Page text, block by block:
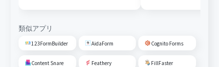
類似アプリ
123FormBuilder AidaForm Cognito Forms
Content Snare Feathery FillFaster